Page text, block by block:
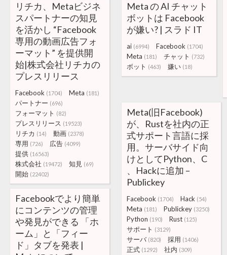
リチカ、Metaビジネ
スパートナーの知見
を活かし “Facebook
専用の動画広告フォ
ーマット” を提供開
始|株式会社リチカの
プレスリリース
Facebook (1704) Meta (181)
パートナー (696)
フォーマット (82)
プレスリリース (19523)
リチカ (14) 動画 (2378)
専用 (726) 広告 (4099)
提供 (16563)
株式会社 (19472) 知見 (69)
開始 (22402)
Meta の AI チャット
ボットは Facebook
が嫌い? | スラド IT
ai (6994) Facebook (1704)
Meta (181) チャット (732)
ボット (463) 嫌い (18)
Meta(旧Facebook)
が、Rustを社内の正
式サポート言語に採
用。サーバサイド向
けとしてPython、C
、Hackに追加 –
Publickey
Facebook (1704) Hack (54)
Meta (181) Publickey (3250)
Python (190) Rust (125)
サポート (3129)
サーバ (820) 採用 (1406)
正式 (1292) 社内 (309)
Facebookでより簡単
にコンテンツの管理
や発見ができる 「ホ
ーム」と「フィー
ド」タブを発表 |